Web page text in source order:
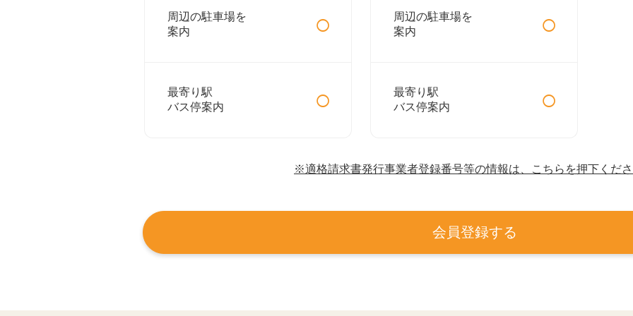
周辺の駐車場を
案内
○
最寄り駅
バス停案内
○
周辺の駐車場を
案内
○
最寄り駅
バス停案内
○
※適格請求書発行事業者登録番号等の情報は、こちらを押下くだ
会員登録する